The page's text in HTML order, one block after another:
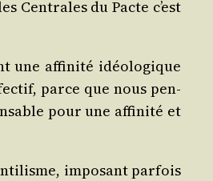
Cen­trales du Pacte c’est
une affi­ni­té idéo­lo­gique
parce que nous pen­
pour une affi­ni­té et
impo­sant par­fois